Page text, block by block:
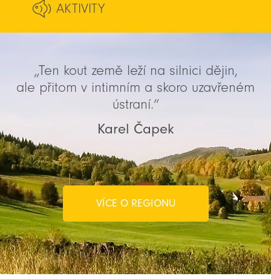
AKTIVITY
„Ten kout země leží na silnici dějin,
ale přitom v intimním a skoro uzavřeném
ústraní.“
Karel Čapek
VÍCE O REGIONU